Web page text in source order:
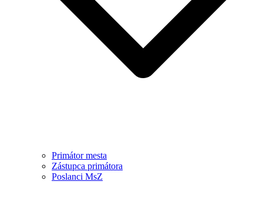
Primátor mesta
Zástupca primátora
Poslanci MsZ